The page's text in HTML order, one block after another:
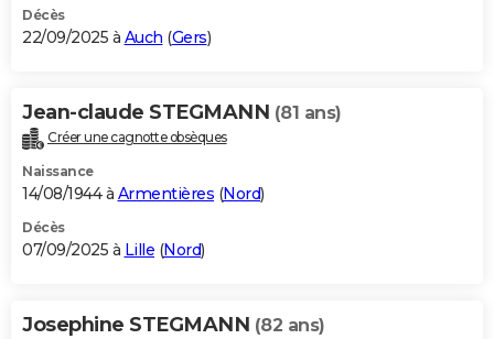
S'inscrire
Se connecter
Lycées
Collèges
Primaires
Universités
Entreprises
Service militaire
Avis de recherche
AVIS DE DÉCÈS
Bricolage
Lifestyle
Culture
Sport
Auto
Television
Voyage
Cinema
Décès
22/09/2025 à Auch (Gers)
Jean-claude STEGMANN (81 ans)
Créer une cagnotte obsèques
Naissance
14/08/1944 à Armentières (Nord)
Décès
07/09/2025 à Lille (Nord)
Josephine STEGMANN (82 ans)